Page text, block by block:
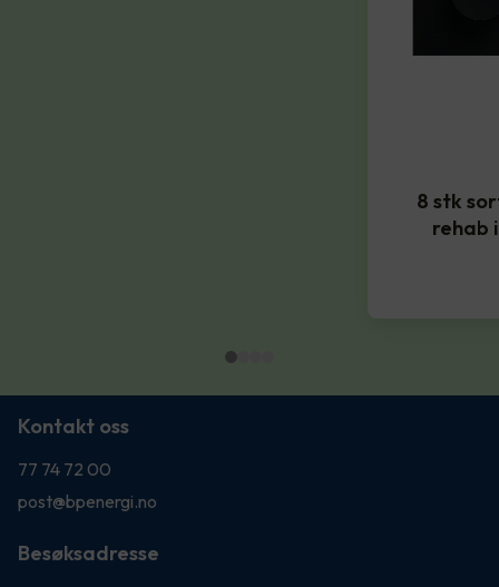
8 stk
rehab
Kontakt oss
77 74 72 00
post@bpenergi.no
Besøksadresse